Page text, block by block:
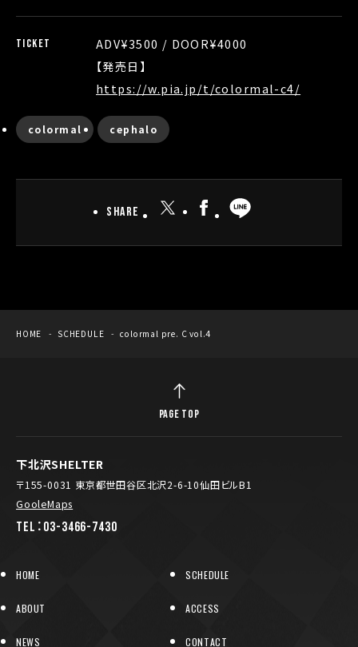
TICKET
ADV¥3500 / DOOR¥4000
【発売日】
https://w.pia.jp/t/colormal-c4/
colormal cephalo
Share
HOME SCHEDULE colormal pre. C vol.4
下北沢SHELTER
〒155-0031 東京都世田谷区北沢2-6-10仙田ビルB1
GooleMaps
TEL：03-3466-7430
HOME SCHEDULE
ABOUT ACCESS
NEWS CONTACT
PAGE TOP